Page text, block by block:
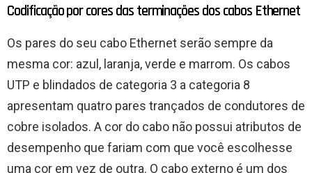
Codificação por cores das terminações dos cabos Ethernet
Os pares do seu cabo Ethernet serão sempre da
mesma cor: azul, laranja, verde e marrom. Os cabos
UTP e blindados de categoria 3 a categoria 8
apresentam quatro pares trançados de condutores de
cobre isolados. A cor do cabo não possui atributos de
desempenho que fariam com que você escolhesse
uma cor em vez de outra. O cabo externo é um dos